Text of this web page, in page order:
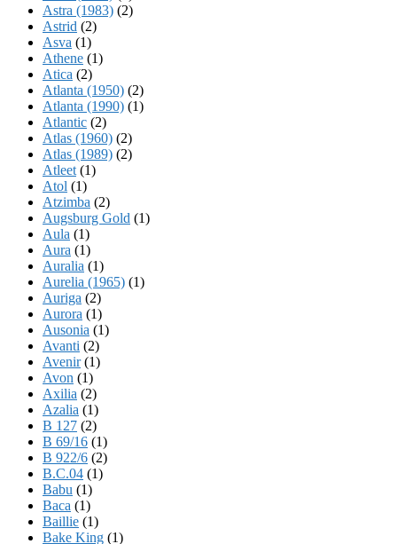
Astra (1983) (2)
Astrid (2)
Asva (1)
Athene (1)
Atica (2)
Atlanta (1950) (2)
Atlanta (1990) (1)
Atlantic (2)
Atlas (1960) (2)
Atlas (1989) (2)
Atleet (1)
Atol (1)
Atzimba (2)
Augsburg Gold (1)
Aula (1)
Aura (1)
Auralia (1)
Aurelia (1965) (1)
Auriga (2)
Aurora (1)
Ausonia (1)
Avanti (2)
Avenir(1)
Avon (1)
Axilia (2)
Azalia (1)
B 127 (2)
B 69/16 (1)
B 922/6 (2)
B.C.04 (1)
Babu (1)
Baca (1)
Baillie (1)
Bake King (1)